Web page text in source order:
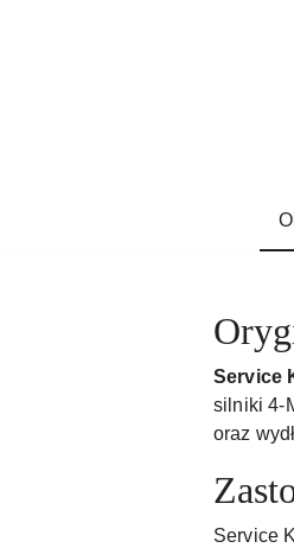
Service
silniki 4-
oraz
Service